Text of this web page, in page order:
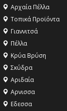
Αρχαία Πέλλα
Τοπικά Προϊόντα
Γιαννιτσά
Πέλλα
Κρύα Βρύση
Σκύδρα
Αριδαία
Aρνισσα
Eδεσσα